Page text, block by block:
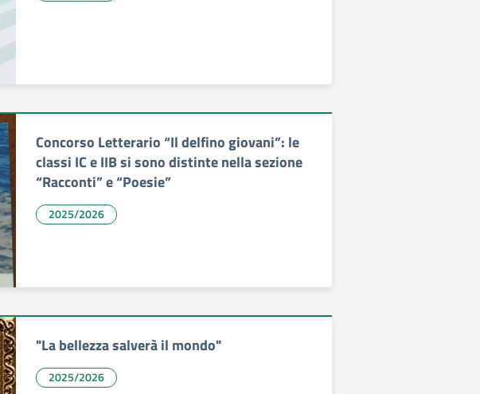
Concorso Letterario “Il delfino giovani”: le
classi IC e IIB si sono distinte nella sezione
“Racconti” e “Poesie”
2025/2026
"La bellezza salverà il mondo"
2025/2026